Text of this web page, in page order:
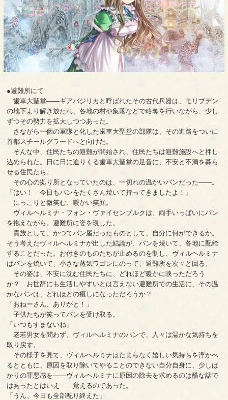
●避難所にて
歯車大聖堂――ギアバジリカと呼ばれたその古代兵器は、モリブデン
の地下より解き放たれ、各地の村や集落などで略奪を行いながら、少し
ずつその勢力を拡大しつつあった。
さながら一個の軍隊と化した歯車大聖堂の部隊は、その進路をついに
首都スチールグラードへと向けた。
そんな中、住民たちの避難が開始され、住民たちは避難施設へと押し
込められた。日に日に迫りくる歯車大聖堂の足音に、不安と不満を募ら
せる住民たち。
その心の拠り所となっていたのは、一切れの温かいパンだった――。
「はい！ 今日もパンをたくさん焼いて持ってきましたよ！」
にっこりと微笑む、暖かい笑顔。
ヴィルヘルミナ・フォン・ヴァイセンブルクは、両手いっぱいにパン
を抱えながら、避難所に姿を現した。
貴族として、かつてパン屋だったものとして、自分に何ができるか。
そう考えたヴィルヘルミナが出した結論が、パンを焼いて、各地に配給
することだった。お付きのものたちが止めるのを制し、ヴィルヘルミナ
はパンを焼いて、小さな蒸気ワゴンにのって、避難所を次々と回る。
その姿は、不安に沈む住民たちに、どれほど暖かに映っただろう
か？ お世辞にも生活しやすいとは言えない避難所での生活に、その温
かなパンは、どれほどの癒しになっただろうか？
「おねーさん、ありがと！」
子供たちが笑ってパンを受け取る。
「いつもすまないね」
老若男女を問わず、ヴィルヘルミナのパンで、人々は温かな気持ちを
取り戻す。
その様子を見て、ヴィルヘルミナはたまらなく嬉しい気持ちを浮かべ
るとともに、原因を取り除いてやることのできない自分自身に、少しば
かりの罪悪感を――ヴィルヘルミナに原因の除去を求めるのは酷な話で
はあったとはいえ――覚えるのであった。
「うん、今日も全部配り終えた」